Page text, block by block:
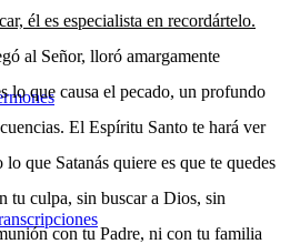
él es especialista en recordártelo.
al Señor, lloró amargamente
lo que causa el pecado, un profundo
El Espíritu Santo te hará ver
que Satanás quiere es que te quedes
tu culpa, sin buscar a Dios, sin
con tu Padre, ni con tu familia